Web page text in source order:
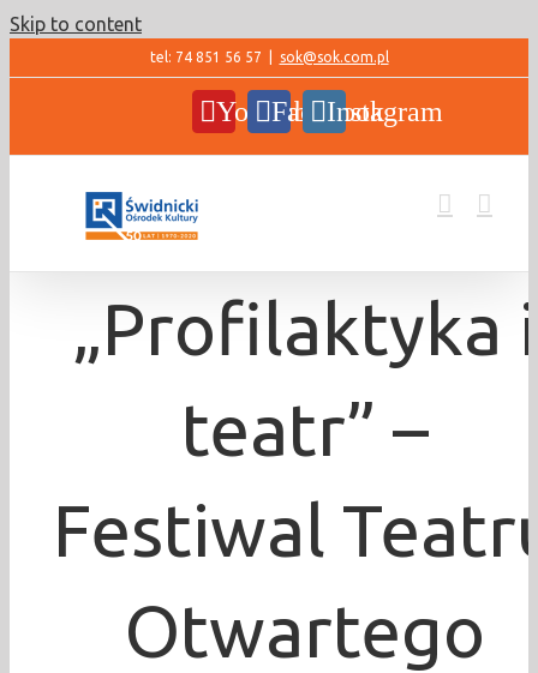
Skip to content
tel: 74 851 56 57 sok@sok.com.pl
YouTubeFacebookInstagram
„Profilaktyka i
teatr” –
Festiwal
Otwartego